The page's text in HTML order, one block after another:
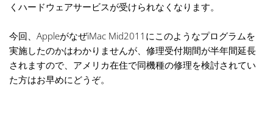
くハードウェアサービスが受けられなくなります。
今回、AppleがなぜiMac Mid2011にこのようなプログラムを
実施したのかはわかりませんが、修理受付期間が半年間延長
されますので、アメリカ在住で同機種の修理を検討されてい
た方はお早めにどうぞ。